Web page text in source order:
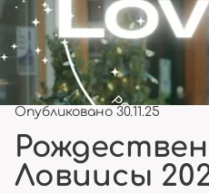
Опубликовано 30.11.25
Ловиисы